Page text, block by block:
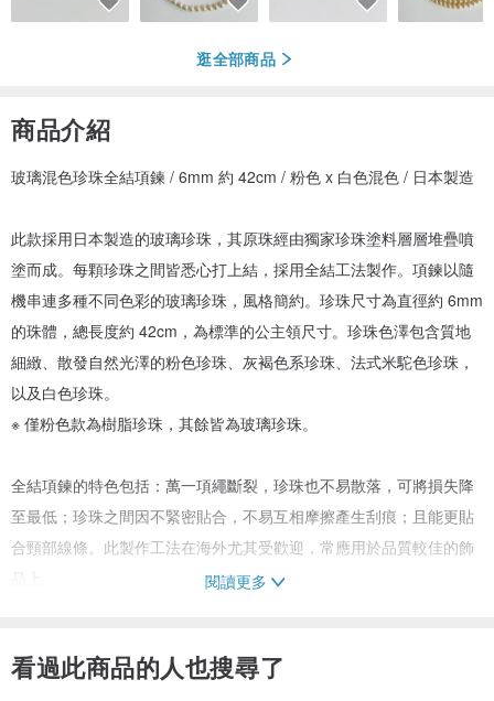
逛全部商品
商品介紹
玻璃混色珍珠全結項鍊 / 6mm 約 42cm / 粉色 x 白色混色 / 日本製造
此款採用日本製造的玻璃珍珠，其原珠經由獨家珍珠塗料層層堆疊噴
塗而成。每顆珍珠之間皆悉心打上結，採用全結工法製作。項鍊以隨
機串連多種不同色彩的玻璃珍珠，風格簡約。珍珠尺寸為直徑約 6mm
的珠體，總長度約 42cm，為標準的公主領尺寸。珍珠色澤包含質地
細緻、散發自然光澤的粉色珍珠、灰褐色系珍珠、法式米駝色珍珠，
以及白色珍珠。
※ 僅粉色款為樹脂珍珠，其餘皆為玻璃珍珠。
全結項鍊的特色包括：萬一項繩斷裂，珍珠也不易散落，可將損失降
至最低；珍珠之間因不緊密貼合，不易互相摩擦產生刮痕；且能更貼
合頸部線條。此製作工法在海外尤其受歡迎，常應用於品質較佳的飾
內。
閱讀更多
看過此商品的人也搜尋了